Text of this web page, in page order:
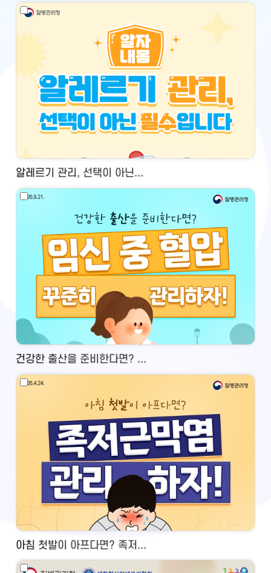
알레르기 관리, 선택이 아닌...
건강한 출산을 준비한다면? ...
아침 첫발이 아프다면? 족저...